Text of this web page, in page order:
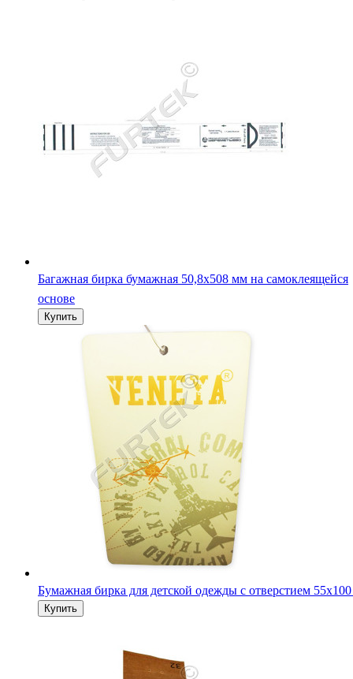
Багажная бирка бумажная 50,8х508 мм на самоклеящейся
основе
Бумажная бирка для детской одежды с отверстием